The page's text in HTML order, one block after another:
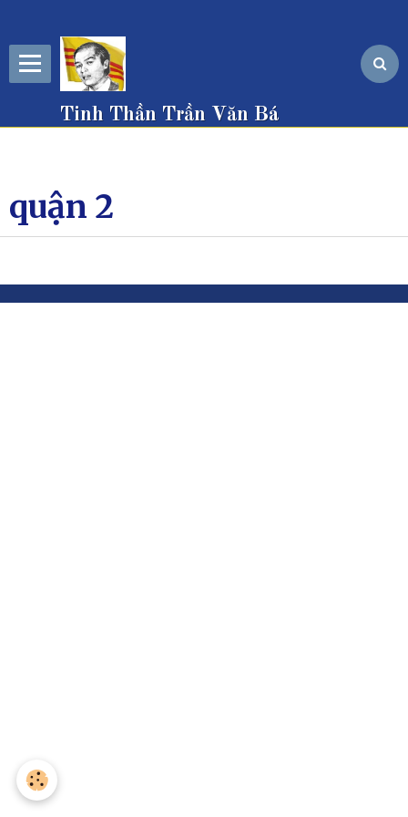
Tinh Thần Trần Văn Bá
quận 2